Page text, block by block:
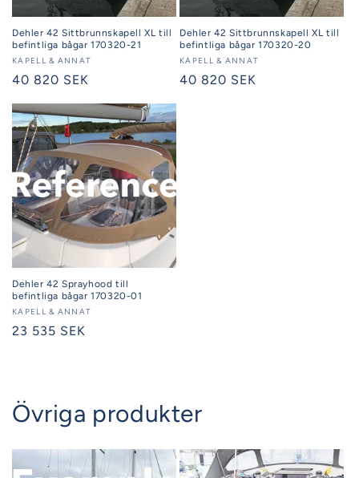
Dehler 42 Sittbrunnskapell XL till
befintliga bågar 170320-21
Säljare:
KAPELL & ANNAT
Ordinarie
40 820 SEK
Dehler 42 Sittbrunnskapell XL till
befintliga bågar 170320-20
Säljare:
KAPELL & ANNAT
Ordinarie
40 820 SEK
Dehler 42 Sprayhood till
befintliga bågar 170320-01
Säljare:
KAPELL & ANNAT
Ordinarie
23 535 SEK
Övriga produkter